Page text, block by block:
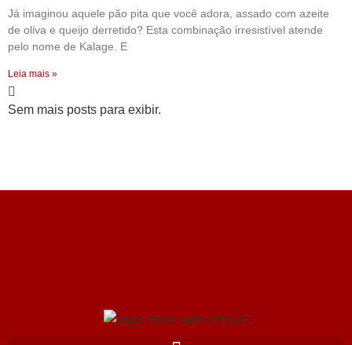
Já imaginou aquele pão pita que você adora, assado com azeite
de oliva e queijo derretido? Esta combinação irresistível atende
pelo nome de Kalage. E
Leia mais »
Sem mais posts para exibir.